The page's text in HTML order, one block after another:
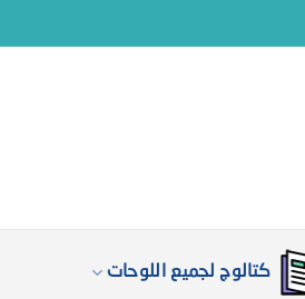
كتالوج لجميع اللوحات